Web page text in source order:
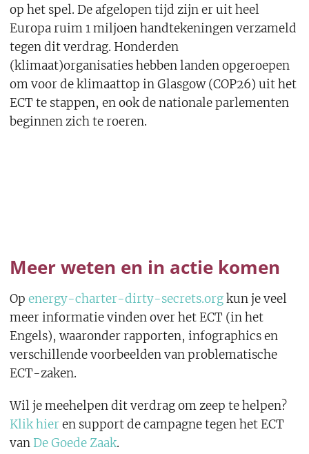
op het spel. De afgelopen tijd zijn er uit heel
Europa ruim 1 miljoen handtekeningen verzameld
tegen dit verdrag. Honderden
(klimaat)organisaties hebben landen opgeroepen
om voor de klimaattop in Glasgow (COP26) uit het
ECT te stappen, en ook de nationale parlementen
beginnen zich te roeren.
Meer weten en in actie komen
Op energy-charter-dirty-secrets.orgkun je veel
meer informatie vinden over het ECT (in het
Engels), waaronder rapporten, infographics en
verschillende voorbeelden van problematische
ECT-zaken.
Wil je meehelpen dit verdrag om zeep te helpen?
Klik hieren support de campagne tegen het ECT
vanDe Goede Zaak.